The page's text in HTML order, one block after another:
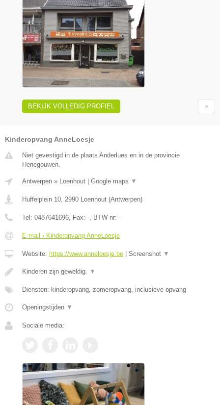
BEKIJK VOLLEDIG PROFIEL
Kinderopvang AnneLoesje
Niet gevestigd in de plaats Anderlues en in de provincie
Henegouwen.
Antwerpen » Loenhout Google maps ▼
Huffelplein 10, 2990 Loenhout (Antwerpen)
Tel: 0487641696, Fax: -, BTW-nr: -
E-mail › Kinderopvang AnneLoesje
Website: https://www.anneloesje.be Screenshot ▼
Kinderen zijn geweldig. ▼
Diensten: kinderopvang, zomeropvang, inclusieve opvang
Openingstijden ▼
Sociale media: